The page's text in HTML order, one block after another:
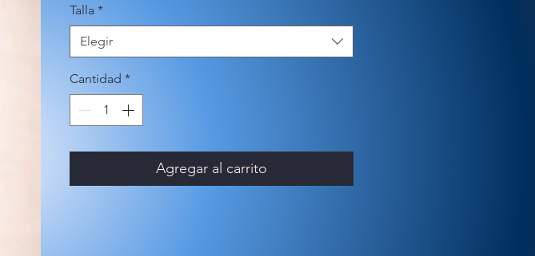
Talla *
Elegir
Cantidad *
Agregar al carrito